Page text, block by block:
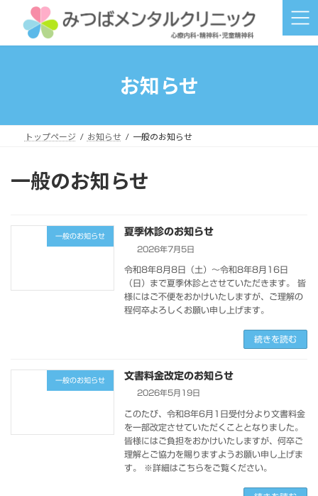
ン
ー
お知らせ
トップページ お知らせ 一般のお知らせ
一般のお知らせ
一般のお知らせ 夏季休診のお知らせ
2026年7月5日
令和8年8月8日（土）～令和8年8月16日
（日）まで夏季休診とさせていただきます。 皆
様にはご不便をおかけいたしますが、ご理解の
程何卒よろしくお願い申し上げます。
続きを読む
一般のお知らせ 文書料金改定のお知らせ
2026年5月19日
このたび、令和8年6月1日受付分より文書料金
を一部改定させていただくこととなりました。
皆様にはご負担をおかけいたしますが、何卒ご
理解とご協力を賜りますようお願い申し上げま
す。 ※詳細はこちらをご覧ください。